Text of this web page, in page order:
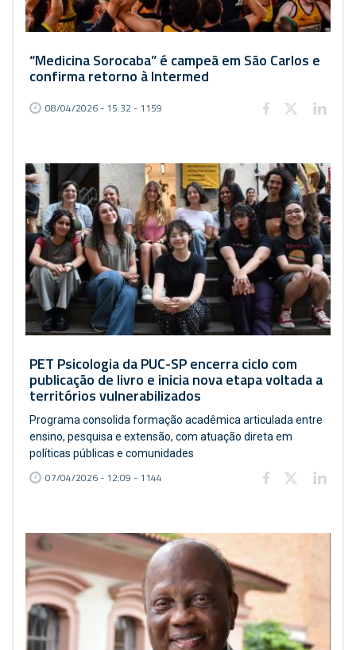
“Medicina Sorocaba” é campeã em São Carlos e
confirma retorno à Intermed
08/04/2026 - 15:32 - 1159
PET Psicologia da PUC-SP encerra ciclo com
publicação de livro e inicia nova etapa voltada a
territórios vulnerabilizados
Programa consolida formação acadêmica articulada entre
ensino, pesquisa e extensão, com atuação direta em
políticas públicas e comunidades
07/04/2026 - 12:09 - 1144